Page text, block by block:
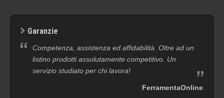
Garanzie
Competenza, assistenza ed affidabilità. Oltre ad un
listino prodotti assolutamente competitivo. Un
servizio studiato per chi lavora!
FerramentaOnline